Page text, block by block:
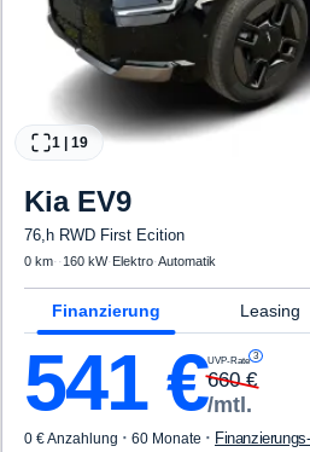
1 19
Kia EV9
76,h RWD First Ecition
0 km· · 160 kW· Elektro·Automatik
Finanzierung Leasing
541€UVP-Rate 3
660€
/mtl.
0 € Anzahlung · 60 Monate ·